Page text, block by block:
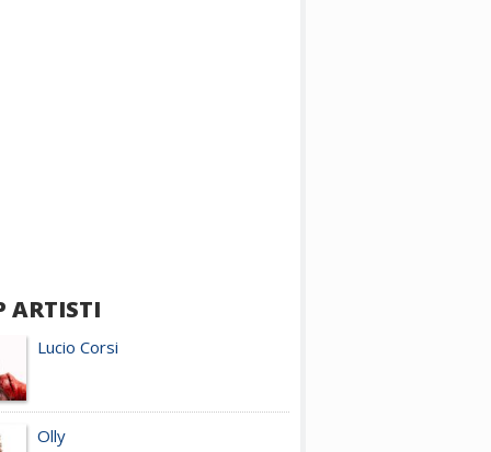
ARTISTI
Lucio Corsi
Olly